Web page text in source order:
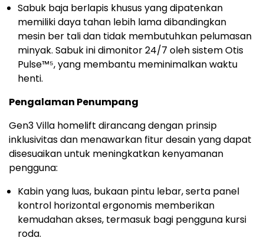
Sabuk baja berlapis khusus yang dipatenkan
memiliki daya tahan lebih lama dibandingkan
mesin ber tali dan tidak membutuhkan pelumasan
minyak. Sabuk ini dimonitor 24/7 oleh sistem Otis
Pulse™⁵, yang membantu meminimalkan waktu
henti.
Pengalaman Penumpang
Gen3 Villa homelift dirancang dengan prinsip
inklusivitas dan menawarkan fitur desain yang dapat
disesuaikan untuk meningkatkan kenyamanan
pengguna:
Kabin yang luas, bukaan pintu lebar, serta panel
kontrol horizontal ergonomis memberikan
kemudahan akses, termasuk bagi pengguna kursi
roda.